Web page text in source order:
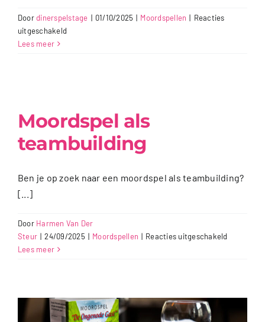
Doordinerspelstage | 01/10/2025 | Moordspellen | Reacties
uitgeschakeld
Lees meer
Moordspel als
teambuilding
Ben je op zoek naar een moordspel als teambuilding?
[...]
Door Harmen Van Der
Steur | 24/09/2025 | Moordspellen | Reacties uitgeschakeld
Lees meer